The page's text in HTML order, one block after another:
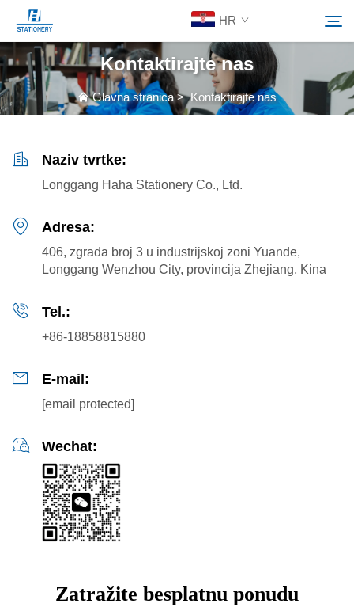
HR
Proizvodi
Prilagođena Rješenja
Pretraživanje
Kontaktirajte nas
Glavna stranica>Kontaktirajte nas
Naziv tvrtke:
Longgang Haha Stationery Co., Ltd.
Adresa:
406, zgrada broj 3 u industrijskoj zoni Yuande,
Longgang Wenzhou City, provincija Zhejiang, Kina
Tel.:
+86-18858815880
E-mail:
[email protected]
Wechat:
Zatražite besplatnu ponudu